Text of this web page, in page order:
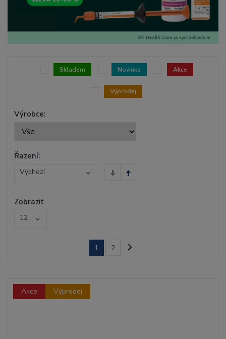
Výrobce:
Skladem Novinka Akce
Výprodej
Řazení:
Výchozí
Zobrazit
12
1 2
Akce Výprodej